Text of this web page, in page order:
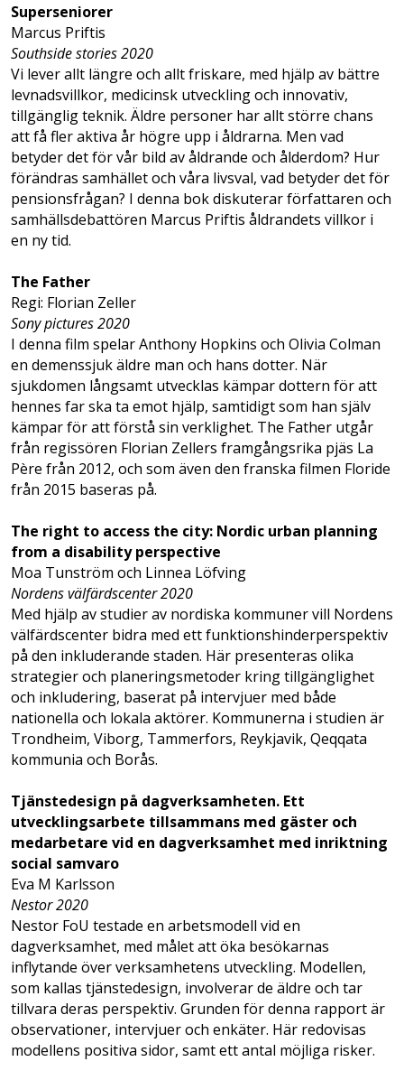
Superseniorer
Marcus Priftis
Southside stories 2020
Vi lever allt längre och allt friskare, med hjälp av bättre
levnadsvillkor, medicinsk utveckling och innovativ,
tillgänglig teknik. Äldre personer har allt större chans
att få fler aktiva år högre upp i åldrarna. Men vad
betyder det för vår bild av åldrande och ålderdom? Hur
förändras samhället och våra livsval, vad betyder det för
pensionsfrågan? I denna bok diskuterar författaren och
samhällsdebattören Marcus Priftis åldrandets villkor i
en ny tid.
The Father
Regi: Florian Zeller
Sony pictures 2020
I denna film spelar Anthony Hopkins och Olivia Colman
en demenssjuk äldre man och hans dotter. När
sjukdomen långsamt utvecklas kämpar dottern för att
hennes far ska ta emot hjälp, samtidigt som han själv
kämpar för att förstå sin verklighet. The Father utgår
från regissören Florian Zellers framgångsrika pjäs La
Père från 2012, och som även den franska filmen Floride
från 2015 baseras på.
The right to access the city: Nordic urban planning
from a disability perspective
Moa Tunström och Linnea Löfving
Nordens välfärdscenter 2020
Med hjälp av studier av nordiska kommuner vill Nordens
välfärdscenter bidra med ett funktionshinderperspektiv
på den inkluderande staden. Här presenteras olika
strategier och planeringsmetoder kring tillgänglighet
och inkludering, baserat på intervjuer med både
nationella och lokala aktörer. Kommunerna i studien är
Trondheim, Viborg, Tammerfors, Reykjavik, Qeqqata
kommunia och Borås.
Tjänstedesign på dagverksamheten. Ett
utvecklingsarbete tillsammans med gäster och
medarbetare vid en dagverksamhet med inriktning
social samvaro
Eva M Karlsson
Nestor 2020
Nestor FoU testade en arbetsmodell vid en
dagverksamhet, med målet att öka besökarnas
inflytande över verksamhetens utveckling. Modellen,
som kallas tjänstedesign, involverar de äldre och tar
tillvara deras perspektiv. Grunden för denna rapport är
observationer, intervjuer och enkäter. Här redovisas
modellens positiva sidor, samt ett antal möjliga risker.